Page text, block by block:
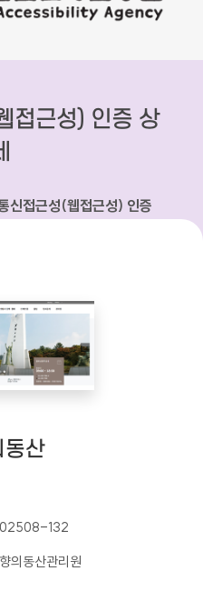
접근성) 인증 상
신접근성(웹접근성) 인증
동산
132
의동산관리원